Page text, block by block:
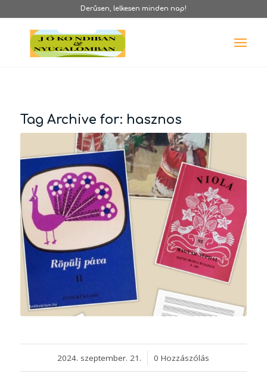
Derűsen, lelkesen minden nap!
Tag Archive for: hasznos
2024. szeptember. 21.
/ 0 Hozzászólás